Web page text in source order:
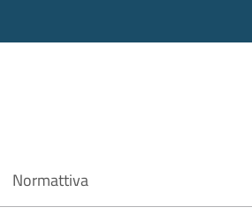
di
Normattiva